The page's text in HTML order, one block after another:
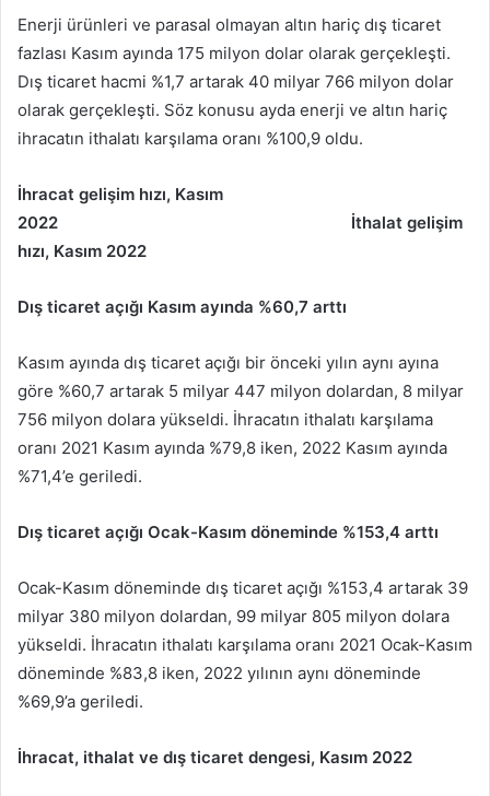
Enerji ürünleri ve parasal olmayan altın hariç dış ticaret
fazlası Kasım ayında 175 milyon dolar olarak gerçekleşti.
Dış ticaret hacmi %1,7 artarak 40 milyar 766 milyon dolar
olarak gerçekleşti. Söz konusu ayda enerji ve altın hariç
ihracatın ithalatı karşılama oranı %100,9 oldu.
İhracat gelişim hızı, Kasım
2022
İthalat gelişim
hızı, Kasım 2022
Dış ticaret açığı Kasım ayında %60,7 arttı
Kasım ayında dış ticaret açığı bir önceki yılın aynı ayına
göre %60,7 artarak 5 milyar 447 milyon dolardan, 8 milyar
756 milyon dolara yükseldi. İhracatın ithalatı karşılama
oranı 2021 Kasım ayında %79,8 iken, 2022 Kasım ayında
%71,4’e geriledi.
Dış ticaret açığı Ocak-Kasım döneminde %153,4 arttı
Ocak-Kasım döneminde dış ticaret açığı %153,4 artarak 39
milyar 380 milyon dolardan, 99 milyar 805 milyon dolara
yükseldi. İhracatın ithalatı karşılama oranı 2021 Ocak-Kasım
döneminde %83,8 iken, 2022 yılının aynı döneminde
%69,9’a geriledi.
İhracat, ithalat ve dış ticaret dengesi, Kasım 2022